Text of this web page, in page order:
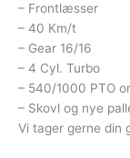
– Frontlæsser
– 40 Km/t
– Gear 16/16
– 4 Cyl. Turbo
– 540/1000 PTO
– Skovl og nye
Vi tager gerne din